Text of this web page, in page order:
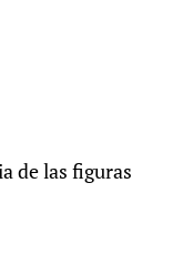
de las figuras